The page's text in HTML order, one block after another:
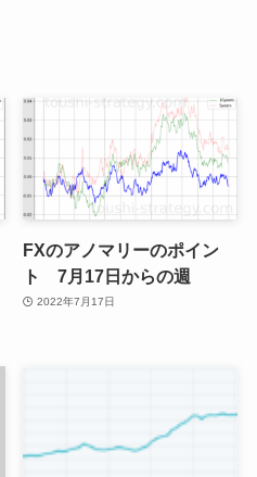
FXのアノマリーのポイン
ト 7月17日からの週
2022年7月17日